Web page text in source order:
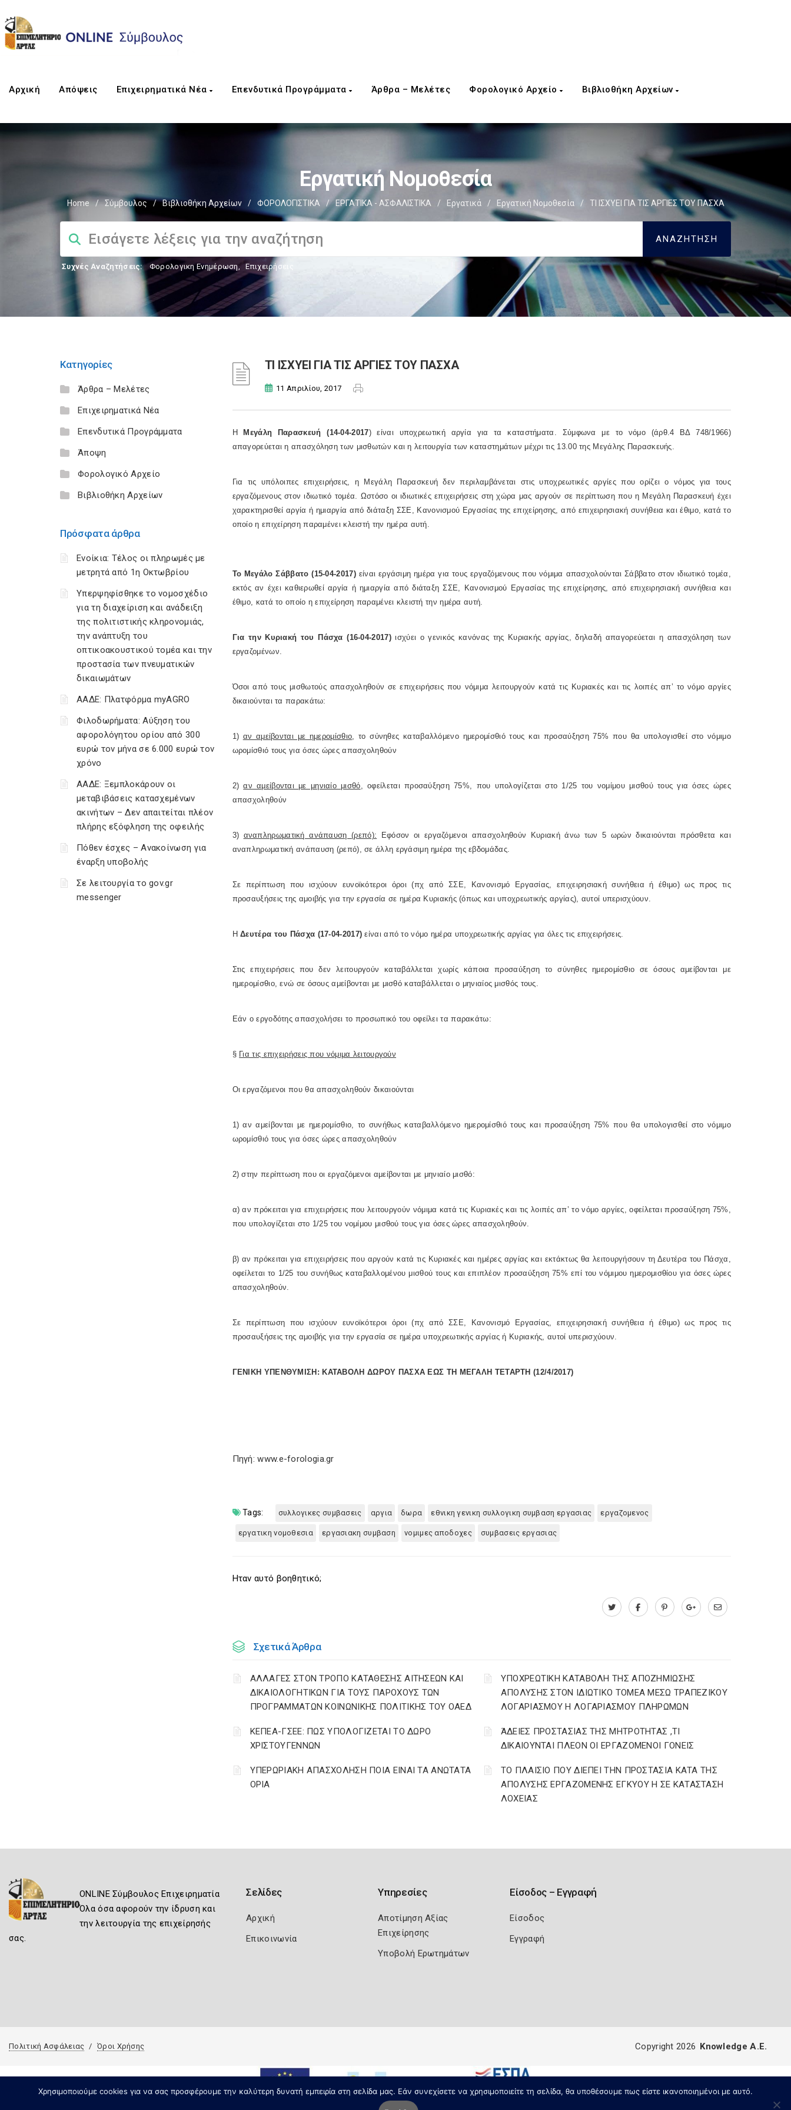
Αρχική Απόψεις Επιχειρηματικά Νέα Επενδυτικά Προγράμματα Άρθρα – Μελέτες Φορολογικό Αρχείο Βιβλιοθήκη Αρχείων
Εργατική Νομοθεσία
Home / Σύμβουλος / Βιβλιοθήκη Αρχείων / ΦΟΡΟΛΟΓΙΣΤΙΚΑ / ΕΡΓΑΤΙΚΑ - ΑΣΦΑΛΙΣΤΙΚΑ / Εργατικά / Εργατική Νομοθεσία / ΤΙ ΙΣΧΥΕΙ ΓΙΑ ΤΙΣ ΑΡΓΙΕΣ ΤΟΥ ΠΑΣΧΑ
Συχνές Αναζητήσεις: Φορολογικη Ενημέρωση, Επιχειρήσεις
Κατηγορίες
Άρθρα – Μελέτες
Επιχειρηματικά Νέα
Επενδυτικά Προγράμματα
Άποψη
Φορολογικό Αρχείο
Βιβλιοθήκη Αρχείων
Πρόσφατα άρθρα
Ενοίκια: Τέλος οι πληρωμές με
μετρητά από 1η Οκτωβρίου
Υπερψηφίσθηκε το νομοσχέδιο
για τη διαχείριση και ανάδειξη
της πολιτιστικής κληρονομιάς,
την ανάπτυξη του
οπτικοακουστικού τομέα και την
προστασία των πνευματικών
δικαιωμάτων
ΑΑΔΕ: Πλατφόρμα myAGRO
Φιλοδωρήματα: Αύξηση του
αφορολόγητου ορίου από 300
ευρώ τον μήνα σε 6.000 ευρώ τον
χρόνο
ΑΑΔΕ: Ξεμπλοκάρουν οι
μεταβιβάσεις κατασχεμένων
ακινήτων – Δεν απαιτείται πλέον
πλήρης εξόφληση της οφειλής
Πόθεν έσχες – Ανακοίνωση για
έναρξη υποβολής
Σε λειτουργία το gov.gr
messenger
ΤΙ ΙΣΧΥΕΙ ΓΙΑ ΤΙΣ ΑΡΓΙΕΣ ΤΟΥ ΠΑΣΧΑ
11 Απριλίου, 2017
Η Μεγάλη Παρασκευή (14-04-2017) είναι υποχρεωτική αργία για τα καταστήματα. Σύμφωνα με το νόμο (άρθ.4 ΒΔ 748/1966)
απαγορεύεται η απασχόληση των μισθωτών και η λειτουργία των καταστημάτων μέχρι τις 13.00 της Μεγάλης Παρασκευής.
Για τις υπόλοιπες επιχειρήσεις, η Μεγάλη Παρασκευή δεν περιλαμβάνεται στις υποχρεωτικές αργίες που ορίζει ο νόμος για τους
εργαζόμενους στον ιδιωτικό τομέα. Ωστόσο οι ιδιωτικές επιχειρήσεις στη χώρα μας αργούν σε περίπτωση που η Μεγάλη Παρασκευή έχει
χαρακτηρισθεί αργία ή ημιαργία από διάταξη ΣΣΕ, Κανονισμού Εργασίας της επιχείρησης, από επιχειρησιακή συνήθεια και έθιμο, κατά το
οποίο η επιχείρηση παραμένει κλειστή την ημέρα αυτή.
Το Μεγάλο Σάββατο (15-04-2017) είναι εργάσιμη ημέρα για τους εργαζόμενους που νόμιμα απασχολούνται Σάββατο στον ιδιωτικό τομέα,
εκτός αν έχει καθιερωθεί αργία ή ημιαργία από διάταξη ΣΣΕ, Κανονισμού Εργασίας της επιχείρησης, από επιχειρησιακή συνήθεια και
έθιμο, κατά το οποίο η επιχείρηση παραμένει κλειστή την ημέρα αυτή.
Για την Κυριακή του Πάσχα (16-04-2017) ισχύει ο γενικός κανόνας της Κυριακής αργίας, δηλαδή απαγορεύεται η απασχόληση των
εργαζομένων.
Όσοι από τους μισθωτούς απασχοληθούν σε επιχειρήσεις που νόμιμα λειτουργούν κατά τις Κυριακές και τις λοιπές απ’ το νόμο αργίες
δικαιούνται τα παρακάτω:
1) αν αμείβονται με ημερομίσθιο, το σύνηθες καταβαλλόμενο ημερομίσθιό τους και προσαύξηση 75% που θα υπολογισθεί στο νόμιμο
ωρομίσθιό τους για όσες ώρες απασχοληθούν
2) αν αμείβονται με μηνιαίο μισθό, οφείλεται προσαύξηση 75%, που υπολογίζεται στο 1/25 του νομίμου μισθού τους για όσες ώρες
απασχοληθούν
3) αναπληρωματική ανάπαυση (ρεπό):
Εφόσον οι εργαζόμενοι απασχοληθούν Κυριακή άνω των 5 ωρών δικαιούνται πρόσθετα και
αναπληρωματική ανάπαυση (ρεπό), σε άλλη εργάσιμη ημέρα της εβδομάδας.
Σε περίπτωση που ισχύουν ευνοϊκότεροι όροι (πχ από ΣΣΕ, Κανονισμό Εργασίας, επιχειρησιακή συνήθεια ή έθιμο) ως προς τις
προσαυξήσεις της αμοιβής για την εργασία σε ημέρα Κυριακής (όπως και υποχρεωτικής αργίας), αυτοί υπερισχύουν.
Η Δευτέρα του Πάσχα (17-04-2017) είναι από το νόμο ημέρα υποχρεωτικής αργίας για όλες τις επιχειρήσεις.
Στις επιχειρήσεις που δεν λειτουργούν καταβάλλεται χωρίς κάποια προσαύξηση το σύνηθες ημερομίσθιο σε όσους αμείβονται με
ημερομίσθιο, ενώ σε όσους αμείβονται με μισθό καταβάλλεται ο μηνιαίος μισθός τους.
Εάν ο εργοδότης απασχολήσει το προσωπικό του οφείλει τα παρακάτω:
§ Για τις επιχειρήσεις που νόμιμα λειτουργούν
Οι εργαζόμενοι που θα απασχοληθούν δικαιούνται
1) αν αμείβονται με ημερομίσθιο, το συνήθως καταβαλλόμενο ημερομίσθιό τους και προσαύξηση 75% που θα υπολογισθεί στο νόμιμο
ωρομίσθιό τους για όσες ώρες απασχοληθούν
2) στην περίπτωση που οι εργαζόμενοι αμείβονται με μηνιαίο μισθό:
α) αν πρόκειται για επιχειρήσεις που λειτουργούν νόμιμα κατά τις Κυριακές και τις λοιπές απ’ το νόμο αργίες, οφείλεται προσαύξηση 75%,
που υπολογίζεται στο 1/25 του νομίμου μισθού τους για όσες ώρες απασχοληθούν.
β) αν πρόκειται για επιχειρήσεις που αργούν κατά τις Κυριακές και ημέρες αργίας και εκτάκτως θα λειτουργήσουν τη Δευτέρα του Πάσχα,
οφείλεται το 1/25 του συνήθως καταβαλλομένου μισθού τους και επιπλέον προσαύξηση 75% επί του νόμιμου ημερομισθίου για όσες ώρες
απασχοληθούν.
Σε περίπτωση που ισχύουν ευνοϊκότεροι όροι (πχ από ΣΣΕ, Κανονισμό Εργασίας, επιχειρησιακή συνήθεια ή έθιμο) ως προς τις
προσαυξήσεις της αμοιβής για την εργασία σε ημέρα υποχρεωτικής αργίας ή Κυριακής, αυτοί υπερισχύουν.
ΓΕΝΙΚΗ ΥΠΕΝΘΥΜΙΣΗ: ΚΑΤΑΒΟΛΗ ΔΩΡΟΥ ΠΑΣΧΑ ΕΩΣ ΤΗ ΜΕΓΑΛΗ ΤΕΤΑΡΤΗ (12/4/2017)
Πηγή: www.e-forologia.gr
Tags: συλλογικες συμβασεις αργια δωρα εθνικη γενικη συλλογικη συμβαση εργασιας εργαζομενος
εργατικη νομοθεσια εργασιακη συμβαση νομιμες αποδοχες συμβασεις εργασιας
Ηταν αυτό βοηθητικό;
Σχετικά Άρθρα
ΑΛΛΑΓΕΣ ΣΤΟΝ ΤΡΟΠΟ ΚΑΤΑΘΕΣΗΣ ΑΙΤΗΣΕΩΝ ΚΑΙ
ΔΙΚΑΙΟΛΟΓΗΤΙΚΩΝ ΓΙΑ ΤΟΥΣ ΠΑΡΟΧΟΥΣ ΤΩΝ
ΠΡΟΓΡΑΜΜΑΤΩΝ ΚΟΙΝΩΝΙΚΗΣ ΠΟΛΙΤΙΚΗΣ ΤΟΥ ΟΑΕΔ
YΠΟΧΡΕΩΤΙΚΗ ΚΑΤΑΒΟΛΗ ΤΗΣ ΑΠΟΖΗΜΙΩΣΗΣ
ΑΠΟΛΥΣΗΣ ΣΤΟΝ ΙΔΙΩΤΙΚΟ ΤΟΜΕΑ ΜΕΣΩ ΤΡΑΠΕΖΙΚΟΥ
ΛΟΓΑΡΙΑΣΜΟΥ Η ΛΟΓΑΡΙΑΣΜΟΥ ΠΛΗΡΩΜΩΝ
ΚΕΠΕΑ-ΓΣΕΕ: ΠΩΣ ΥΠΟΛΟΓΙΖΕΤΑΙ ΤΟ ΔΩΡΟ
ΧΡΙΣΤΟΥΓΕΝΝΩΝ
ΆΔΕΙΕΣ ΠΡΟΣΤΑΣΙΑΣ ΤΗΣ ΜΗΤΡΟΤΗΤΑΣ ,ΤΙ
ΔΙΚΑΙΟΥΝΤΑΙ ΠΛΕΟΝ ΟΙ ΕΡΓΑΖΟΜΕΝΟΙ ΓΟΝΕΙΣ
ΥΠΕΡΩΡΙΑΚΗ ΑΠΑΣΧΟΛΗΣΗ ΠΟΙΑ ΕΙΝΑΙ ΤΑ ΑΝΩΤΑΤΑ
ΟΡΙΑ
ΤΟ ΠΛΑΙΣΙΟ ΠΟΥ ΔΙΕΠΕΙ ΤΗΝ ΠΡΟΣΤΑΣΙΑ ΚΑΤΑ ΤΗΣ
ΑΠΟΛΥΣΗΣ ΕΡΓΑΖΟΜΕΝΗΣ ΕΓΚΥΟΥ Η ΣΕ ΚΑΤΑΣΤΑΣΗ
ΛΟΧΕΙΑΣ
ONLINE Σύμβουλος Επιχειρηματία
Όλα όσα αφορούν την ίδρυση και
την λειτουργία της επιχείρησής
σας.
Σελίδες
Αρχική
Επικοινωνία
Υπηρεσίες
Αποτίμηση Αξίας
Επιχείρησης
Υποβολή Ερωτημάτων
Είσοδος – Εγγραφή
Είσοδος
Εγγραφή
Πολιτική Ασφάλειας Όροι Χρήσης
Χρησιμοποιούμε cookies για να σας προσφέρουμε την καλύτερη δυνατή εμπειρία στη σελίδα μας. Εάν συνεχίσετε να χρησιμοποιείτε τη σελίδα, θα υποθέσουμε πως είστε ικανοποιημένοι με αυτό.
Copyright 2026 Knowledge A.E.